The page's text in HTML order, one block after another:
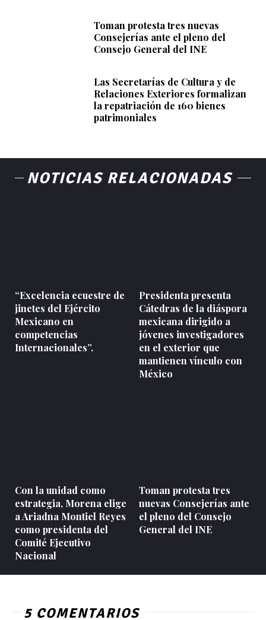
Toman protesta tres nuevas
Consejerías ante el pleno del
Consejo General del INE
Las Secretarías de Cultura y de
Relaciones Exteriores formalizan
la repatriación de 160 bienes
patrimoniales
NOTICIAS RELACIONADAS
“Excelencia ecuestre de
jinetes del Ejército
Mexicano en
competencias
Internacionales”.
Presidenta presenta
Cátedras de la diáspora
mexicana dirigido a
jóvenes investigadores
en el exterior que
mantienen vínculo con
México
Con la unidad como
estrategia, Morena elige
a Ariadna Montiel Reyes
como presidenta del
Comité Ejecutivo
Nacional
Toman protesta tres
nuevas Consejerías ante
el pleno del Consejo
General del INE
5 COMENTARIOS